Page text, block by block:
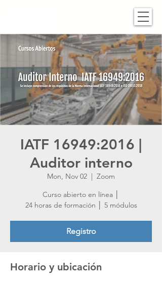
IATF 16949:2016 |
Auditor interno
Mon, Nov 02
  |
Zoom
Curso abierto en línea │
24 horas de formación │ 5 módulos
Registro
Horario y ubicación